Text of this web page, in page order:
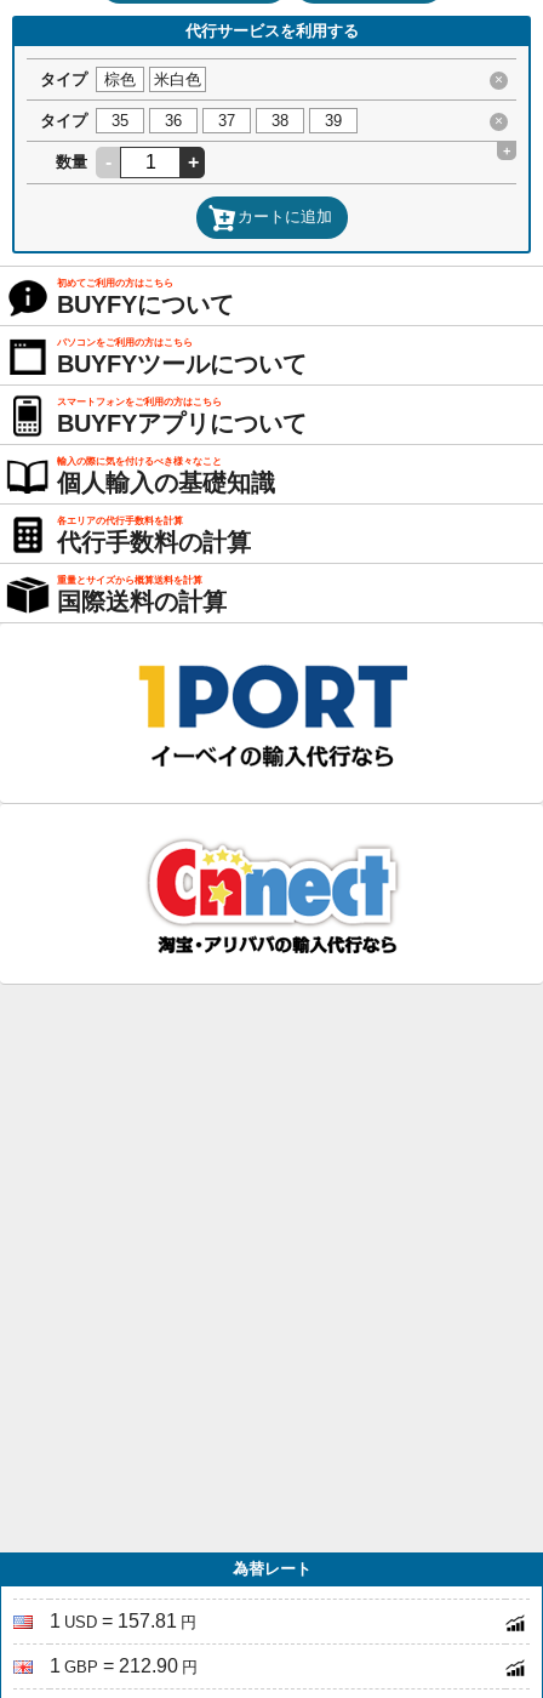
代行サービスを利用する
タイプ 棕色 米白色 ×
タイプ 35 36 37 38 39 ×
数量 - +
+
カートに追加
初めてご利用の方はこちら
BUYFYについて
パソコンをご利用の方はこちら
BUYFYツールについて
スマートフォンをご利用の方はこちら
BUYFYアプリについて
輸入の際に気を付けるべき様々なこと
個人輸入の基礎知識
各エリアの代行手数料を計算
代行手数料の計算
重量とサイズから概算送料を計算
国際送料の計算
為替レート
1 USD = 157.81 円
1 GBP = 212.90 円